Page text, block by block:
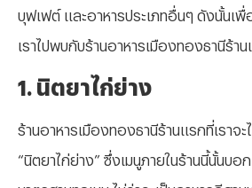
บุฟเฟต์ และอาหารประเภทอื่นๆ ดังนั้นเพื่อ
เราไปพบกับร้านอาหารเมืองทองธานีร้า
1. นิตยาไก่ย่าง
ร้านอาหารเมืองทองธานีร้านแรกที่เราจ
“นิตยาไก่ย่าง” ซึ่งเมนูภายในร้านนี้นั้นบอ